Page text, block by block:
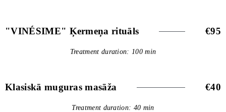
"VINÉSIME" Ķermeņa rituāls €95
Treatment duration: 100 min
Klasiskā muguras masāža €40
Treatment duration: 40 min